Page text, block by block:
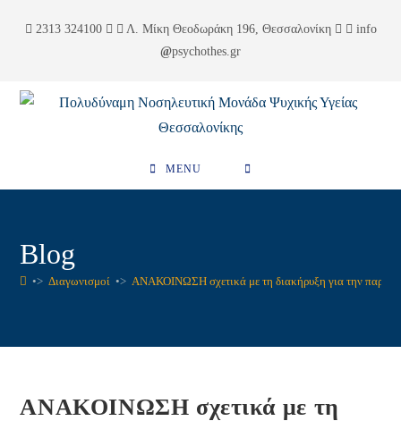
περιεχόμενο
2313 324100 Λ. Μίκη Θεοδωράκη 196, Θεσσαλονίκη
info
psychothes.gr
MENU
Blog
•> Διαγωνισμοί •> ΑΝΑΚΟΙΝΩΣΗ σχετικά με τη διακήρυξη για την
ΑΝΑΚΟΙΝΩΣΗ σχετικά με τη